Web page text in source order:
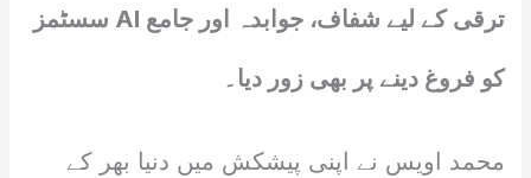
ترقی کے لیے شفاف، جوابدہ اور جامع AI سسٹمز
کو فروغ دینے پر بھی زور دیا۔
محمد اویس نے اپنی پیشکش میں دنیا بھر کے